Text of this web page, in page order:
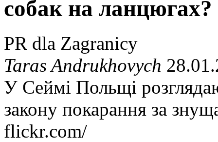
собак на ланцюгах?
PR dla Zagranicy
Taras Andrukhovych
У Сеймі Польщі
закону покарання за
flickr.com/